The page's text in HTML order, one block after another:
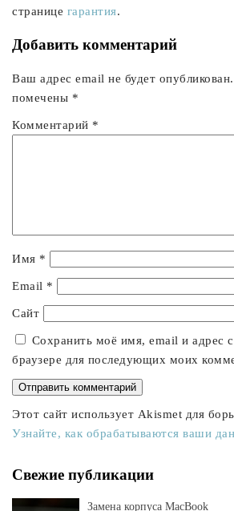
странице гарантия.
Добавить комментарий
Ваш адрес email не будет опубликован.
помечены *
Комментарий *
Имя *
Email *
Сайт
Сохранить моё имя, email и адрес
браузере для последующих моих
Этот сайт использует Akismet для
Узнайте, как обрабатываются ваши
Свежие публикации
Замена корпуса MacBook